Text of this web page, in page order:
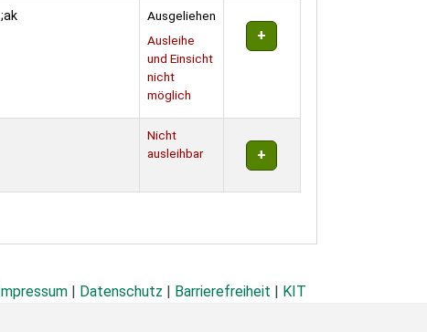
;ak
Ausgeliehen
Ausleihe
und Einsicht
nicht
möglich
Nicht
ausleihbar
Impressum Datenschutz Barrierefreiheit KIT